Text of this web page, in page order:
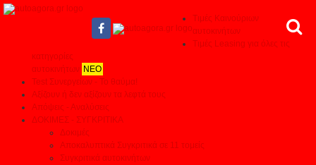
Τιμές Καινούριων
αυτοκινήτων
Τιμές Leasing για όλες τις
κατηγορίες
αυτοκινήτων ΝΕΟ
Test Συνεργείων - Το θαύμα!
Αξίζουν ή δεν αξίζουν τα λεφτά τους
Απόψεις - Αναλύσεις
ΔΟΚΙΜΕΣ - ΣΥΓΚΡΙΤΙΚΑ
Δοκιμές
Αποκαλυπτικά Συγκριτικά σε 11 τομείς
Συγκριτικά αυτοκινήτων